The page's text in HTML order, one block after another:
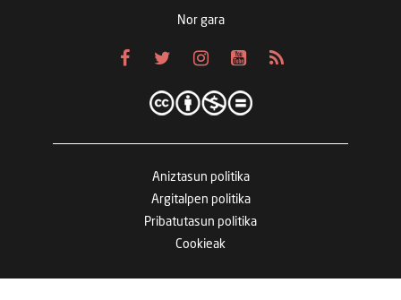
Nor gara
Aniztasun politika
Argitalpen politika
Pribatutasun politika
Cookieak